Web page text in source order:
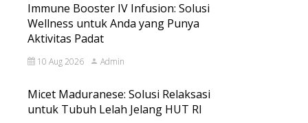
Immune Booster IV Infusion: Solusi
Wellness untuk Anda yang Punya
Aktivitas Padat
10 Aug 2026 Admin
Micet Maduranese: Solusi Relaksasi
untuk Tubuh Lelah Jelang HUT RI